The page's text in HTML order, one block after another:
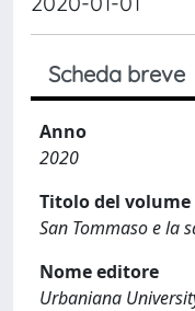
Scheda breve
Anno
2020
Titolo del volume
San Tommaso e la
Nome editore
Urbaniana